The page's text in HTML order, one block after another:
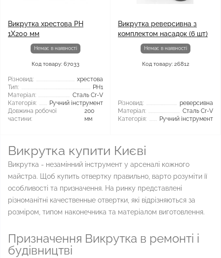
Викрутка хрестова PH
1X200 мм
Немає в наявності
Код товару: 67033
Різновид:
хрестова
Тип:
PH1
Матеріал:
Сталь Cr-V
Категорія:
Ручний інструмент
Довжина робочої
частини:
200
мм
Викрутка реверсивна з
комплектом насадок (6 шт)
Немає в наявності
Код товару: 26812
Різновид:
реверсивна
Матеріал:
Сталь Cr-V
Категорія:
Ручний інструмент
Викрутка купити Києві
Викрутка - незамінний інструмент у арсеналі кожного
майстра. Щоб купить отвертку правильно, варто розуміти її
особливості та призначення. На ринку представлені
різноманітні качественные отвертки, які відрізняються за
розміром, типом наконечника та матеріалом виготовлення.
Призначення Викрутка в ремонті і
будівництві